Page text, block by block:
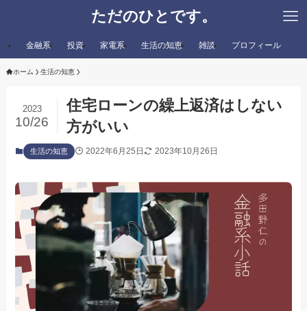
ただのひとです。
金融系 投資 家電系 生活の知恵 雑談 プロフィール
ホーム 生活の知恵
住宅ローンの繰上返済はしない
方がいい
2023
10/26
生活の知恵 2022年6月25日 2023年10月26日